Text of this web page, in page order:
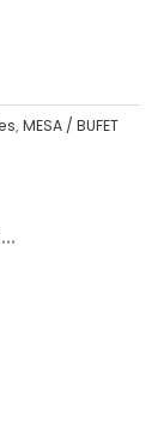
,MESA / BUFET